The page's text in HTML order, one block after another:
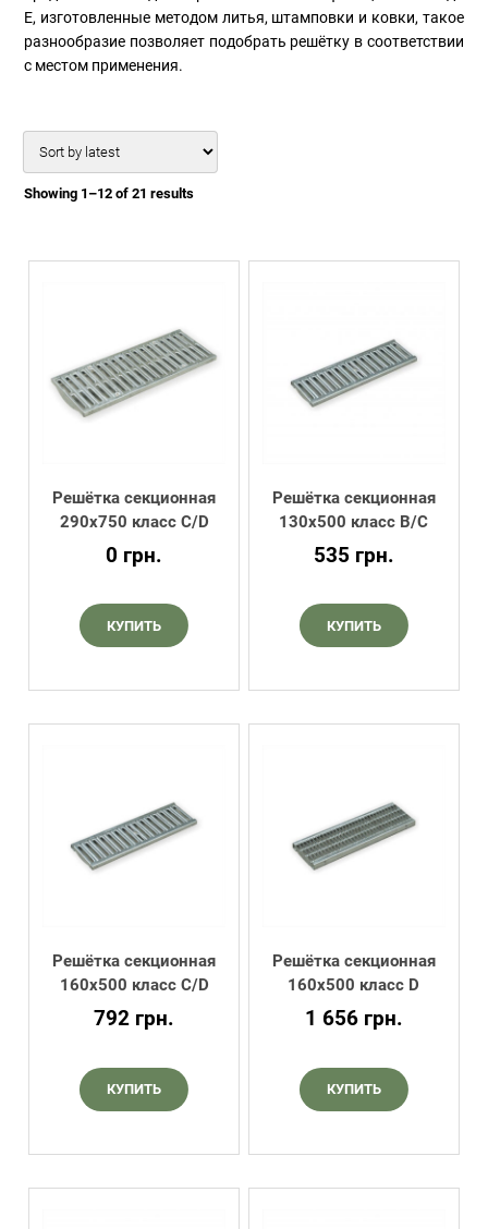
E, изготовленные методом литья, штамповки и ковки, такое
разнообразие позволяет подобрать решётку в соответствии
с местом применения.
Showing 1–12 of 21 results
Решётка секционная
290х750 класс C/D
0 грн.
КУПИТЬ
Решётка секционная
130х500 класс B/C
535 грн.
КУПИТЬ
Решётка секционная
160х500 класс C/D
792 грн.
КУПИТЬ
Решётка секционная
160х500 класс D
1 656 грн.
КУПИТЬ